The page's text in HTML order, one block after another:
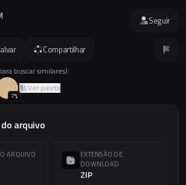
Compartilhar
buscar similares):
7%
Ver paleta
arquivo
ARQUIVO
EXTENSÃO DE
DOWNLOAD
ZIP
Seguir